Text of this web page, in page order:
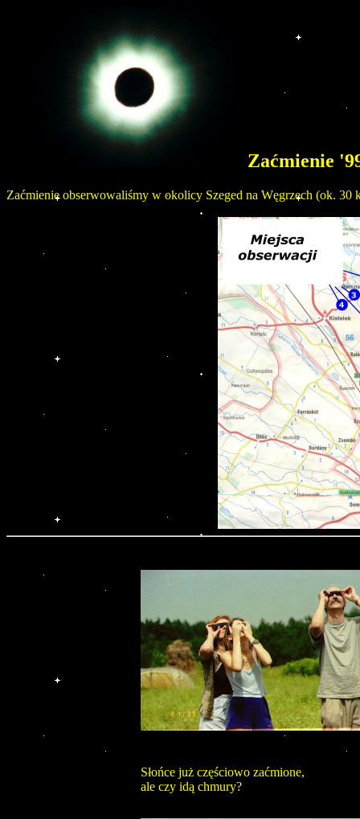
Zaćmienie
Zaćmienie obserwowaliśmy w okolicy Szeged na Węgrzech (ok. 30
Słońce już częściowo zaćmione,
ale czy idą chmury?